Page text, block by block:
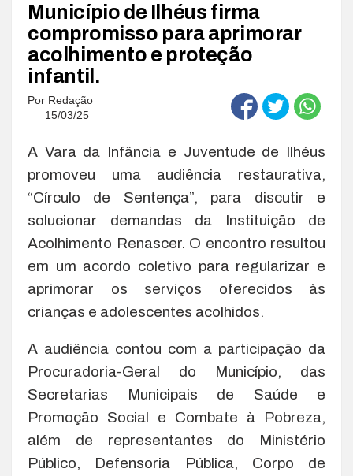
Município de Ilhéus firma
compromisso para aprimorar
acolhimento e proteção
infantil.
Por Redação
15/03/25
A Vara da Infância e Juventude de Ilhéus
promoveu uma audiência restaurativa,
“Círculo de Sentença”, para discutir e
solucionar demandas da Instituição de
Acolhimento Renascer. O encontro resultou
em um acordo coletivo para regularizar e
aprimorar os serviços oferecidos às
crianças e adolescentes acolhidos.
A audiência contou com a participação da
Procuradoria-Geral do Município, das
Secretarias Municipais de Saúde e
Promoção Social e Combate à Pobreza,
além de representantes do Ministério
Público, Defensoria Pública, Corpo de